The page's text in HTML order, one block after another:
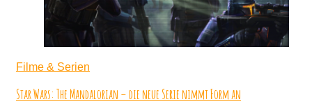
Filme & Serien
Star Wars: The Mandalorian – die neue Serie nimmt Form an